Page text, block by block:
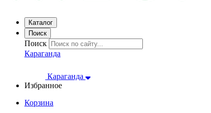
Каталог
Поиск
Поиск
Караганда
Караганда
Избранное
Корзина